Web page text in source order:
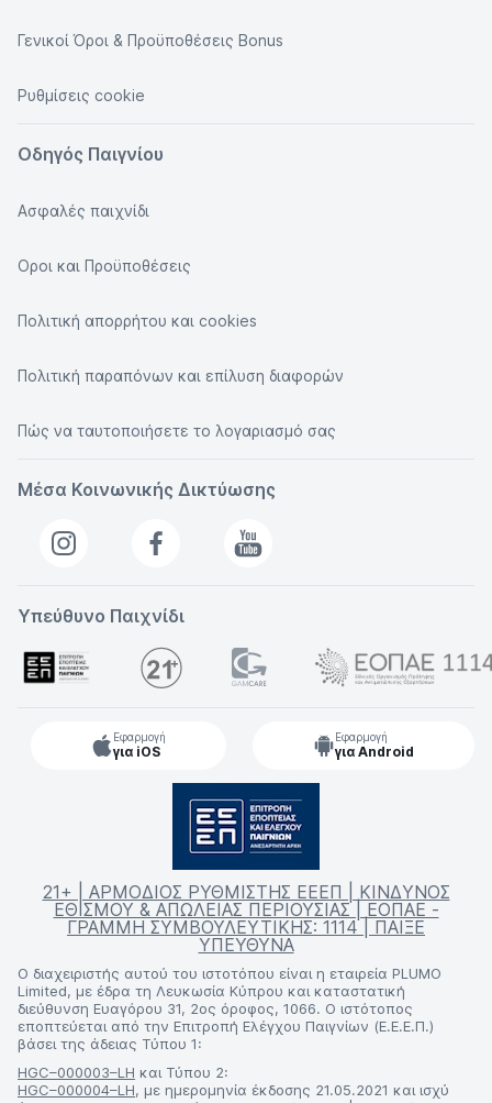
Γενικοί Όροι & Προϋποθέσεις Bonus
Ρυθμίσεις cookie
Οδηγός Παιγνίου
Ασφαλές παιχνίδι
Οροι και Προϋποθέσεις
Πολιτική απορρήτου και cookies
Πολιτική παραπόνων και επίλυση διαφορών
Πώς να ταυτοποιήσετε το λογαριασμό σας
Μέσα Κοινωνικής Δικτύωσης
Υπεύθυνο Παιχνίδι
Εφαρμογή
για iOS
Εφαρμογή
για Android
21+ | ΑΡΜΟΔΙΟΣ ΡΥΘΜΙΣΤΗΣ ΕΕΕΠ | ΚΙΝΔΥΝΟΣ
ΕΘΙΣΜΟΥ & ΑΠΩΛΕΙΑΣ ΠΕΡΙΟΥΣΙΑΣ | ΕΟΠΑΕ -
ΓΡΑΜΜΗ ΣΥΜΒΟΥΛΕΥΤΙΚΗΣ: 1114 | ΠΑΙΞΕ
ΥΠΕΥΘΥΝΑ
Ο διαχειριστής αυτού του ιστοτόπου είναι η εταιρεία PLUMO
Limited, με έδρα τη Λευκωσία Κύπρου και καταστατική
διεύθυνση Ευαγόρου 31, 2ος όροφος, 1066. Ο ιστότοπος
εποπτεύεται από την Επιτροπή Ελέγχου Παιγνίων (Ε.Ε.Ε.Π.)
βάσει της άδειας Τύπου 1:
HGC–000003–LH και Τύπου 2:
HGC–000004–LH, με ημερομηνία έκδοσης 21.05.2021 και ισχύ